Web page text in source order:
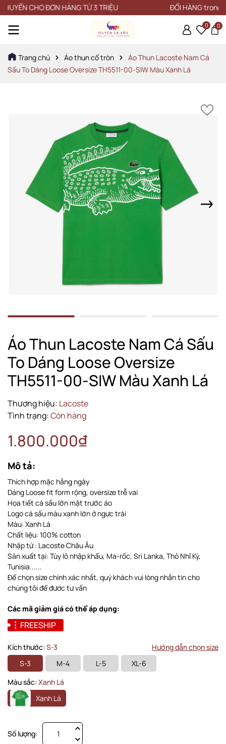
CHO ĐƠN HÀNG TỪ 3 TRIỆU ĐỔI HÀNG trong vòng
0 0
Trang chủ Áo thun cổ tròn
Áo Thun Lacoste Nam Cá
Sấu To Dáng Loose Oversize TH5511-00-SIW Màu Xanh Lá
Áo Thun Lacoste Nam Cá Sấu
To Dáng Loose Oversize
TH5511-00-SIW Màu Xanh Lá
Thương hiệu: Lacoste
Tình trạng:Còn hàng
1.800.000₫
Mô tả:
Thích hợp mặc hằng ngày
Dáng Loose fit form rộng, oversize trễ vai
Họa tiết cá sấu lớn mặt trước áo
Logo cá sấu màu xanh lớn ở ngực trái
Màu: Xanh Lá
Chất liệu: 100% cotton
Nhập từ : Lacoste Châu Âu
Sản xuất tại: Tùy lô nhập khẩu, Ma-rốc, Sri Lanka, Thỏ Nhĩ Kỳ,
Tunisia......
Để chọn size chính xác nhất, quý khách vui lòng nhắn tin cho
chúng tôi để đươc tư vấn
Các mã giảm giá có thể áp dụng:
FREESHIP
Kích thước: S-3
Hướng dẫn chọn size
S-3
M-4 L-5
XL-6
Màu sắc: Xanh Lá
Xanh Lá
Số lượng: